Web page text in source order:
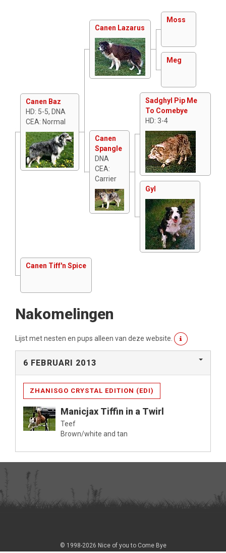
Canen Baz
HD: 5-5, DNA
CEA: Normal
Canen Lazarus
Moss
Meg
Canen
Spangle
DNA
CEA:
Carrier
Sadghyl Pip Me
To Comebye
HD: 3-4
Gyl
Canen Tiff'n Spice
Nakomelingen
Lijst met nesten en pups alleen van deze website.
6 FEBRUARI 2013
ZHANISGO CRYSTAL EDITION (EDI)
Manicjax Tiffin in a Twirl
Teef
Brown/white and tan
© 1998-2026 Nice of you to Come Bye